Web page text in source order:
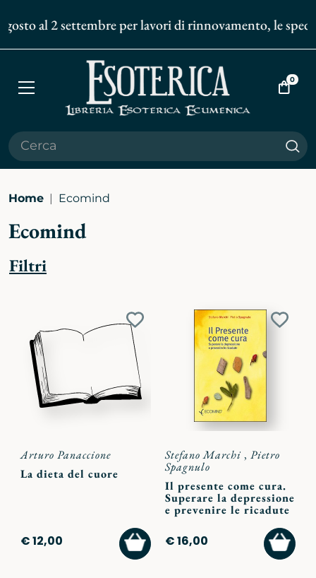
al 2 settembre per lavori di rinnovamento, le
Apri
Vai
0
Home Ecomind
Ecomind
Filtri
Aggiungi
ai
preferiti
Arturo Panaccione
La dieta del cuore
€ 12,00
AGGIUNGI
AL
CARRELLO
Stefano Marchi , Pietro
Spagnulo
Il presente come cura.
Superare la depressione
e prevenire le ricadute
€ 16,00
AL